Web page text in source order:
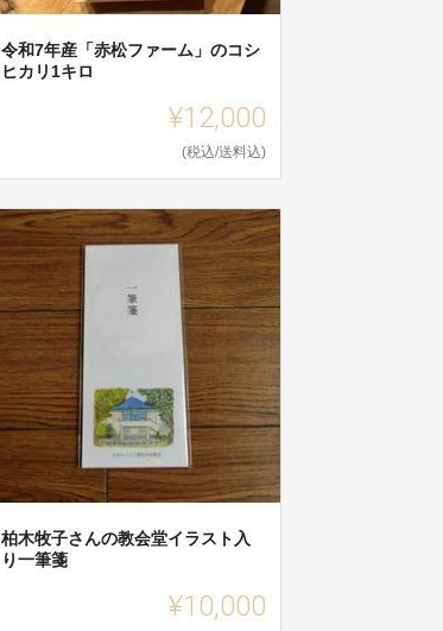
令和7年産「赤松ファーム」のコシ
ヒカリ1キロ
¥12,000
(税込/送料込)
柏木牧子さんの教会堂イラスト入
り一筆箋
¥10,000